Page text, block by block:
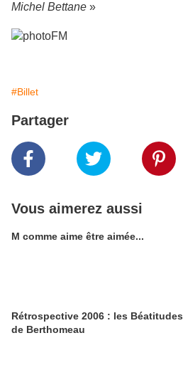
Michel Bettane »
#Billet
Partager
Vous aimerez aussi
M comme aime être aimée...
Rétrospective 2006 : les Béatitudes
de Berthomeau